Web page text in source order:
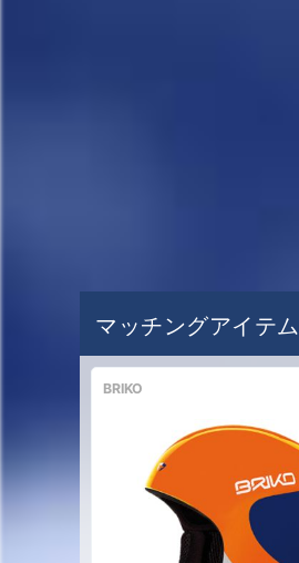
マッチングアイテム
BRIKO